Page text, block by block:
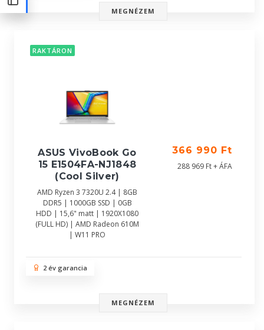
MEGNÉZEM
RAKTÁRON
ASUS VivoBook Go
15 E1504FA-NJ1848
(Cool Silver)
AMD Ryzen 3 7320U 2.4 | 8GB
DDR5 | 1000GB SSD | 0GB
HDD | 15,6" matt | 1920X1080
(FULL HD) | AMD Radeon 610M
| W11 PRO
366 990 Ft
288 969 Ft + ÁFA
2 év garancia
MEGNÉZEM